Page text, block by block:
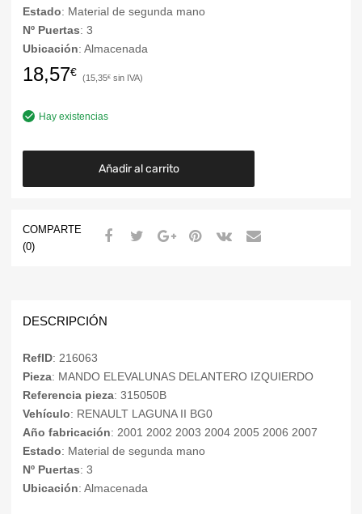
Estado: Material de segunda mano
Nº Puertas: 3
Ubicación: Almacenada
18,57€ 15,35€
Hay existencias
Añadir al carrito
COMPARTE
(0)
DESCRIPCIÓN
RefID: 216063
Pieza: MANDO ELEVALUNAS DELANTERO IZQUIERDO
Referencia pieza: 315050B
Vehículo: RENAULT LAGUNA II BG0
Año fabricación: 2001 2002 2003 2004 2005 2006 2007
Estado: Material de segunda mano
Nº Puertas: 3
Ubicación: Almacenada